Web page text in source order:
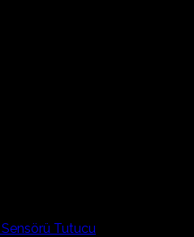
Tutucu